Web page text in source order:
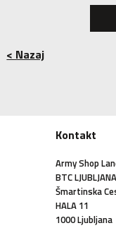
< Nazaj
Kontakt
Army Shop
BTC LJUBLJANA
Šmartinska
HALA 11
1000 Ljubljana